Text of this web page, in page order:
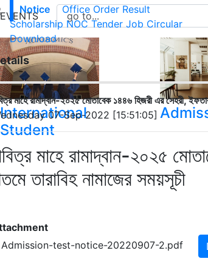
EVENTS
International
Student
Notice
Office Order Result
Scholarship NOC Tender Job Circular
Download
মাহে রামাদ্বান-২০২৫ মোতাবেক ১৪৪৬ হিজরী এর সেহরী,
07-Sep-2022 [15:51:05]
মাহে রামাদ্বান-২০২৫
তারাবিহ নামাজের সময়সূচী
Admission-test-notice-20220907-2.pdf